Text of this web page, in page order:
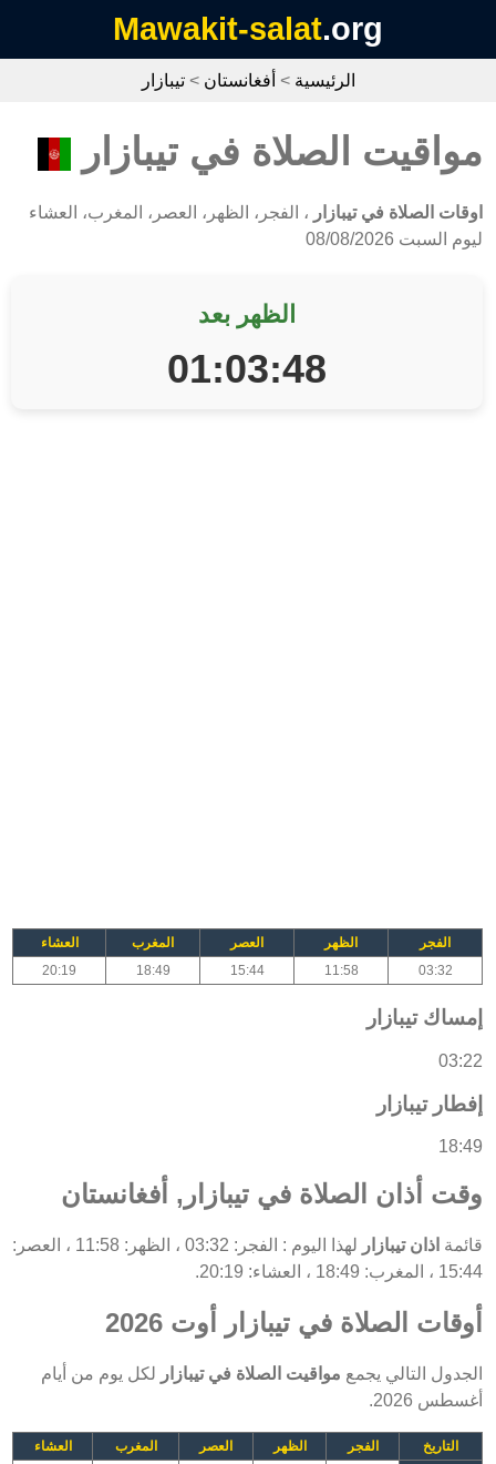
Mawakit-salat.org
الرئيسية > أفغانستان > تيبازار
مواقيت الصلاة في تيبازار
اوقات الصلاة في تيبازار ، الفجر، الظهر، العصر، المغرب، العشاء
ليوم السبت 08/08/2026
الظهر بعد
01:03:48
الفجر الظهر العصر المغرب
العشاء
03:32
11:58
15:44
18:49
20:19
إمساك تيبازار
03:22
إفطار تيبازار
18:49
وقت أذان الصلاة في تيبازار, أفغانستان
قائمة اذان تيبازار
لهذا اليوم : الفجر: 03:32 ، الظهر: 11:58 ، العصر:
15:44 ، المغرب: 18:49 ، العشاء: 20:19.
أوقات الصلاة في تيبازار أوت 2026
الجدول التالي يجمع مواقيت الصلاة في تيبازار لكل يوم من أيام
أغسطس 2026.
التاريخ الفجر الظهر العصر المغرب
العشاء